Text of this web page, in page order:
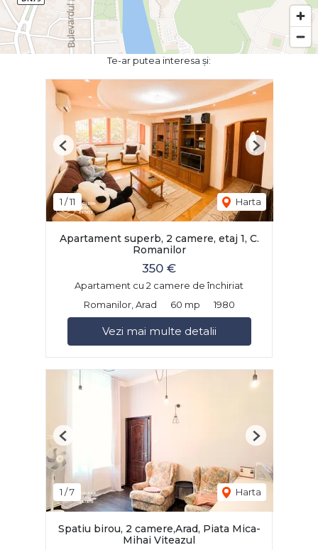
Te-ar putea interesa și:
1 /11 Harta
Previous Next
Apartament superb, 2 camere, etaj 1, C.
Romanilor
350 €
Apartament cu 2 camere de închiriat
Romanilor, Arad
60 mp 1980
Vezi mai multe detalii
1 /7 Harta
Previous Next
Spatiu birou, 2 camere,Arad, Piata Mica-
Mihai Viteazul